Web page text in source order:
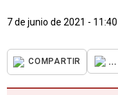
7 de junio de 2021 - 11:40
COMPARTIR ...